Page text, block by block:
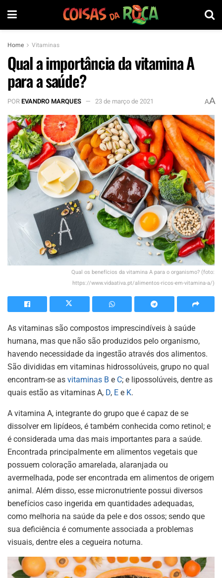
Home Vitaminas
Qual a importância da vitamina A
para a saúde?
POREVANDRO MARQUES 23 de março de 2021 AA
Qual os benefícios da vitamina A para o organismo? (foto:
https://www.vidaativa.pt/alimentos-ricos-em-vitamina-a/)
As vitaminas são compostos imprescindíveis à saúde
humana, mas que não são produzidos pelo organismo,
havendo necessidade da ingestão através dos alimentos.
São divididas em vitaminas hidrossolúveis, grupo no qual
encontram-se as vitaminas B e C; e lipossolúveis, dentre as
quais estão as vitaminas A, D, E e K.
A vitamina A, integrante do grupo que é capaz de se
dissolver em lipídeos, é também conhecida como retinol; e
é considerada uma das mais importantes para a saúde.
Encontrada principalmente em alimentos vegetais que
possuem coloração amarelada, alaranjada ou
avermelhada, pode ser encontrada em alimentos de origem
animal. Além disso, esse micronutriente possui diversos
benefícios caso ingerida em quantidades adequadas,
como melhoria na saúde da pele e dos ossos; sendo que
sua deficiência é comumente associada a problemas
visuais, dentre eles a cegueira noturna.